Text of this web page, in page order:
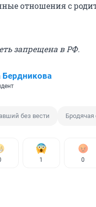
отношения с
запрещена в РФ.
Бердникова
без вести Бродячая
1 0